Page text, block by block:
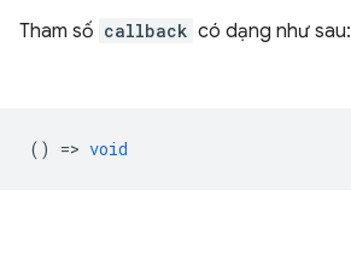
Tham số callback có dạng như sau:
() => void